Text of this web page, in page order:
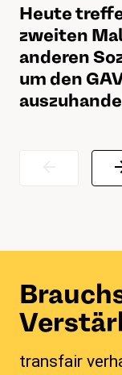
Heute
zweiten
anderen
um den
transfair